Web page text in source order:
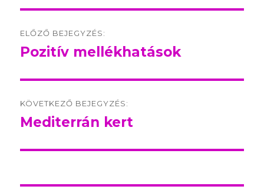
navigation
ELŐZŐ BEJEGYZÉS:
Előző
Pozitív mellékhatások
KÖVETKEZŐ BEJEGYZÉS:
Következő
Mediterrán kert